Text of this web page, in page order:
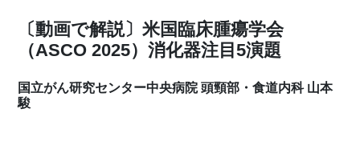
〔動画で解説〕米国臨床腫瘍学会
（ASCO 2025）消化器注目5演題
国立がん研究センター中央病院 頭頸部・食道内科 山本
駿